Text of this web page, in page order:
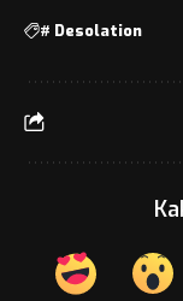
# Desolation